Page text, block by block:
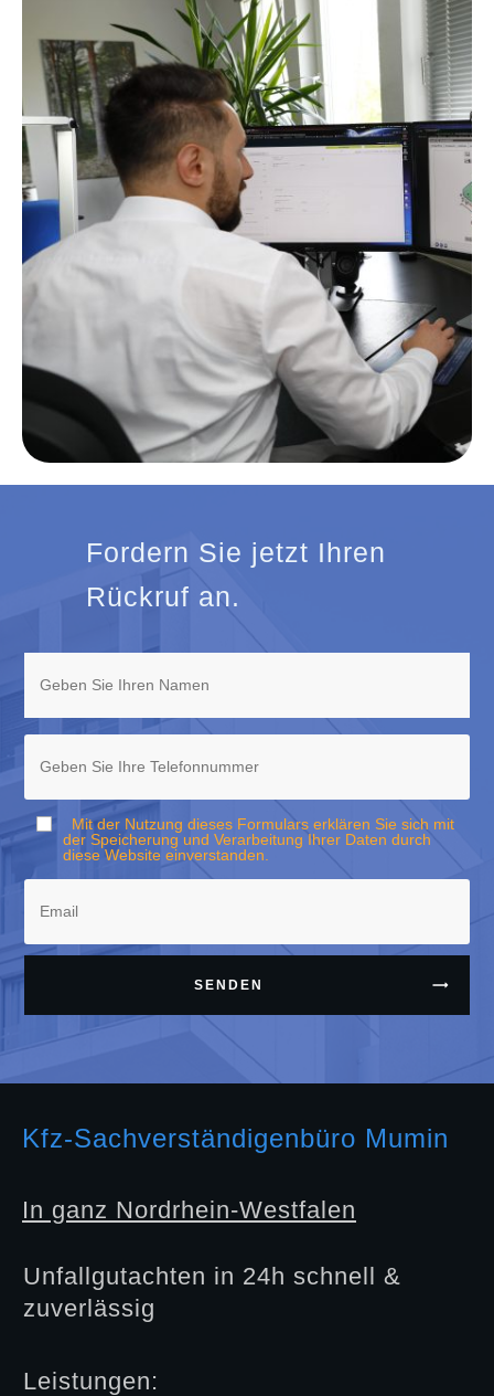
Fordern Sie jetzt Ihren
Rückruf an.
Mit der Nutzung dieses Formulars erklären Sie sich mit
der Speicherung und Verarbeitung Ihrer Daten durch
diese Website einverstanden.
SENDEN
Kfz-Sachverständigenbüro Mumin
In ganz Nordrhein-Westfalen
Unfallgutachten in 24h schnell &
zuverlässig
Leistungen: